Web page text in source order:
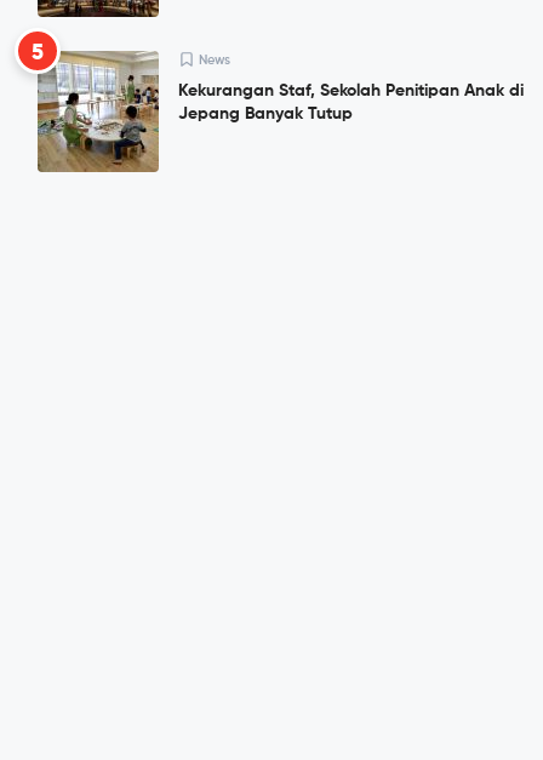
5 News
Kekurangan Staf, Sekolah Penitipan Anak di
Jepang Banyak Tutup